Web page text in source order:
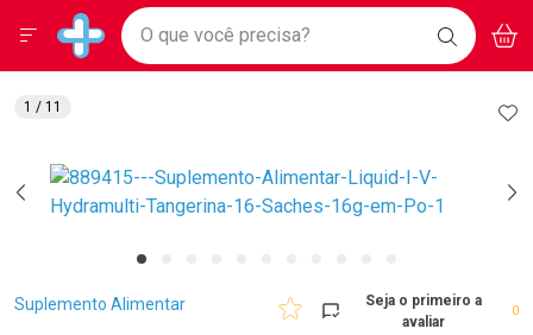
Drogarias Pacheco
Baixe nosso APP e aproveite Ofertas Exclusivas!
BAIXE
O APP
Ir direto para a home
pela página
Ir direto para o conteúdo
Ir direto para a busca
Ir direto para a conta
Ir direto para a notificações
Ir direto para o carrinho
Ir direto para o menu
Faça a sua busca
O que você precisa? BUSCAR
Menu
Breadcrumb
Suplemento Alimentar
Seja o primeiro a
avaliar
0
1 / 11